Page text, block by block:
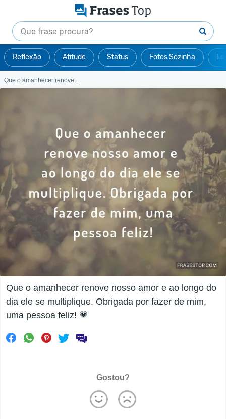
Reflexão Atitude Status Fotos Sozinha
Que o amanhecer renove...
Que o amanhecer renove nosso amor e ao longo do
dia ele se multiplique. Obrigada por fazer de mim,
uma pessoa feliz! 💗
Gostou?